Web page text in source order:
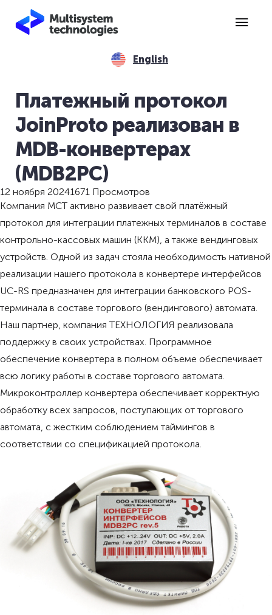
English
Платежный протокол
JoinProto реализован в
MDB-конвертерах
(MDB2PC)
12 ноября 20241671 Просмотров
Компания МСТ активно развивает свой платёжный
протокол для интеграции платежных терминалов в составе
контрольно-кассовых машин (ККМ), а также вендинговых
устройств. Одной из задач стояла необходимость нативной
реализации нашего протокола в конвертере интерфейсов
UC-RS предназначен для интеграции банковского POS-
терминала в составе торгового (вендингового) автомата.
Наш партнер, компания ТЕХНОЛОГИЯ реализовала
поддержку в своих устройствах. Программное
обеспечение конвертера в полном объеме обеспечивает
всю логику работы в составе торгового автомата.
Микроконтроллер конвертера обеспечивает корректную
обработку всех запросов, поступающих от торгового
автомата, с жестким соблюдением таймингов в
соответствии со спецификацией протокола.